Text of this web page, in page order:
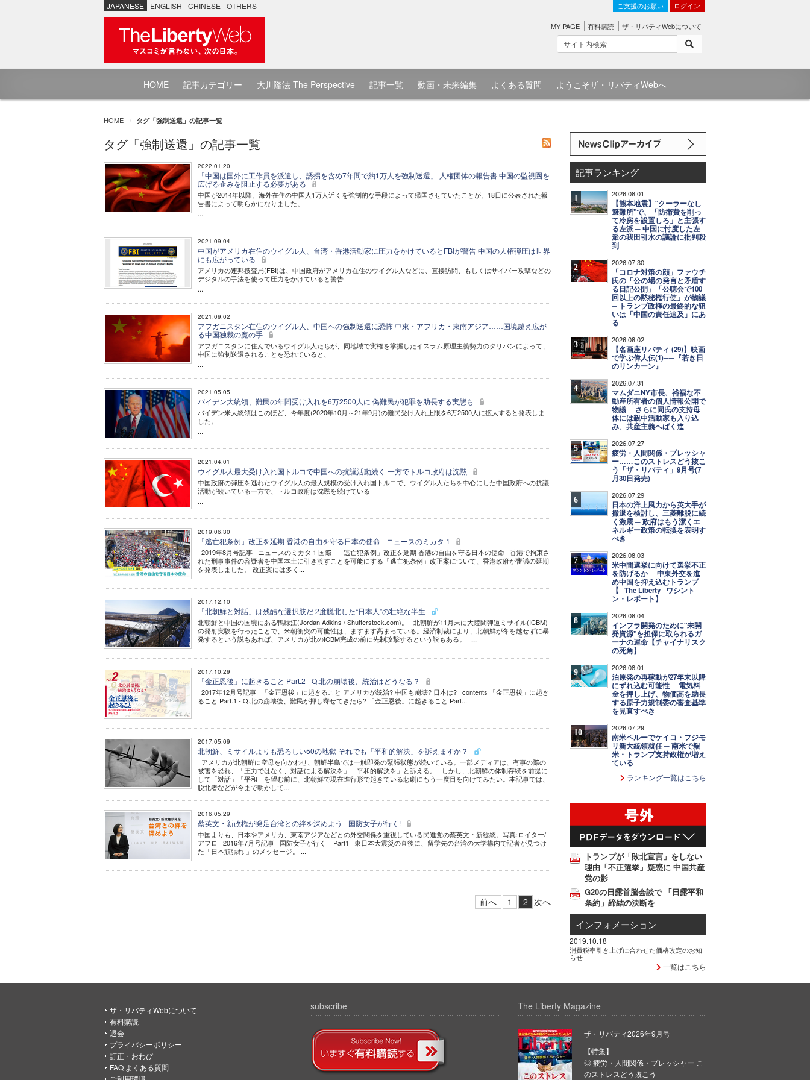
JAPANESE ENGLISH CHINESE OTHERS ご支援のお願い ログイン
MY PAGE 有料購読 ザ・リバティWebについて
HOME 記事カテゴリー 大川隆法 The Perspective 記事一覧 動画・未来編集 よくある質問 ようこそザ・リバティWebへ
HOME タグ「強制送還」の記事一覧
タグ「強制送還」の記事一覧
2022.01.20
「中国は国外に工作員を派遣し、誘拐を含め7年間で約1万人を強制送還」 人権団体の報告書 中国の監視圏を
広げる企みを阻止する必要がある
中国が2014年以降、海外在住の中国人1万人近くを強制的な手段によって帰国させていたことが、18日に公表された報
告書によって明らかになりました。
...
2021.09.04
中国がアメリカ在住のウイグル人、台湾・香港活動家に圧力をかけているとFBIが警告 中国の人権弾圧は世界
にも広がっている
アメリカの連邦捜査局(FBI)は、中国政府がアメリカ在住のウイグル人などに、直接訪問、もしくはサイバー攻撃などの
デジタルの手法を使って圧力をかけていると警告
...
2021.09.02
アフガニスタン在住のウイグル人、中国への強制送還に恐怖 中東・アフリカ・東南アジア……国境越え広が
る中国独裁の魔の手
アフガニスタンに住んでいるウイグル人たちが、同地域で実権を掌握したイスラム原理主義勢力のタリバンによって、
中国に強制送還されることを恐れていると、
...
2021.05.05
バイデン大統領、難民の年間受け入れを6万2500人に 偽難民が犯罪を助長する実態も
バイデン米大統領はこのほど、今年度(2020年10月～21年9月)の難民受け入れ上限を6万2500人に拡大すると発表しま
した。
...
2021.04.01
ウイグル人最大受け入れ国トルコで中国への抗議活動続く 一方でトルコ政府は沈黙
中国政府の弾圧を逃れたウイグル人の最大規模の受け入れ国トルコで、ウイグル人たちを中心にした中国政府への抗議
活動が続いている一方で、トルコ政府は沈黙を続けている
...
2019.06.30
「逃亡犯条例」改正を延期 香港の自由を守る日本の使命 - ニュースのミカタ 1
2019年8月号記事 ニュースのミカタ 1 国際 「逃亡犯条例」改正を延期 香港の自由を守る日本の使命 香港で拘束さ
れた刑事事件の容疑者を中国本土に引き渡すことを可能にする「逃亡犯条例」改正案について、香港政府が審議の延期
を発表しました。 改正案には多く...
2017.12.10
「北朝鮮と対話」は残酷な選択肢だ 2度脱北した“日本人”の壮絶な半生
北朝鮮と中国の国境にある鴨緑江(Jordan Adkins / Shutterstock.com)。 北朝鮮が11月末に大陸間弾道ミサイル(ICBM)
の発射実験を行ったことで、米朝衝突の可能性は、ますます高まっている。経済制裁により、北朝鮮が冬を越せずに暴
発するという説もあれば、アメリカが北のICBM完成の前に先制攻撃するという説もある。 ...
2017.10.29
「金正恩後」に起きること Part.2 - Q.北の崩壊後、統治はどうなる？
2017年12月号記事 「金正恩後」に起きること アメリカが統治? 中国も崩壊? 日本は? contents 「金正恩後」に起き
ること Part.1 - Q.北の崩壊後、難民が押し寄せてきたら? 「金正恩後」に起きること Part...
2017.05.09
北朝鮮、ミサイルよりも恐ろしい50の地獄 それでも「平和的解決」を訴えますか？
アメリカが北朝鮮に空母を向かわせ、朝鮮半島では一触即発の緊張状態が続いている。一部メディアは、有事の際の
被害を恐れ、「圧力ではなく、対話による解決を」「平和的解決を」と訴える。 しかし、北朝鮮の体制存続を前提に
して「対話」「平和」を望む前に、北朝鮮で現在進行形で起きている悲劇にもう一度目を向けてみたい。本記事では、
脱北者などが今まで明かして...
2016.05.29
蔡英文・新政権が発足台湾との絆を深めよう - 国防女子が行く!
中国よりも、日本やアメリカ、東南アジアなどとの外交関係を重視している民進党の蔡英文・新総統。写真:ロイター/
アフロ 2016年7月号記事 国防女子が行く! Part1 東日本大震災の直後に、留学先の台湾の大学構内で記者が見つけ
た「日本頑張れ!」のメッセージ。 ...
前へ 1 2 次へ
記事ランキング
1 2026.08.01
【熊本地震】"クーラーなし
避難所"で、「防衛費を削っ
て冷房を設置しろ」と主張す
る左派 ─ 中国に忖度した左
派の我田引水の議論に批判殺
到
2 2026.07.30
「コロナ対策の顔」ファウチ
氏の「公の場の発言と矛盾す
る日記公開」「公聴会で100
回以上の黙秘権行使」が物議
─ トランプ政権の最終的な狙
いは「中国の責任追及」にあ
る
3 2026.08.02
【名画座リバティ (29)】映画
で学ぶ偉人伝(1)──『若き日
のリンカーン』
4 2026.07.31
マムダニNY市長、裕福な不
動産所有者の個人情報公開で
物議 ─ さらに同氏の支持母
体には親中活動家も入り込
み、共産主義へばく進
5 2026.07.27
疲労・人間関係・プレッシャ
ー……このストレスどう抜こ
う「ザ・リバティ」9月号(7
月30日発売)
6 2026.07.29
日本の洋上風力から英大手が
撤退を検討し、三菱離脱に続
く激震 ─ 政府はもう潔くエ
ネルギー政策の転換を表明す
べき
7 2026.08.03
米中間選挙に向けて選挙不正
を防げるか ─ 中東外交を進
め中国を抑え込むトランプ
【─The Liberty─ワシント
ン・レポート】
8 2026.08.04
インフラ開発のために"未開
発資源"を担保に取られるガ
ーナの運命【チャイナリスク
の死角】
9 2026.08.01
泊原発の再稼動が27年末以降
にずれ込む可能性 ─ 電気料
金を押し上げ、物価高を助長
する原子力規制委の審査基準
を見直すべき
10 2026.07.29
南米ペルーでケイコ・フジモ
リ新大統領就任 ─ 南米で親
米・トランプ支持政権が増え
ている
ランキング一覧はこちら
トランプが「敗北宣言」をしない
理由「不正選挙」疑惑に 中国共産
党の影
G20の日露首脳会談で 「日露平和
条約」締結の決断を
インフォメーション
2019.10.18
消費税率引き上げに合わせた価格改定のお知
らせ
一覧はこちら
ザ・リバティWebについて
有料購読
退会
プライバシーポリシー
訂正・おわび
FAQ よくある質問
subscribe The Liberty Magazine
ザ・リバティ2026年9月号
【特集】
◎ 疲労・人間関係・プレッシャー こ
のストレスどう抜こう